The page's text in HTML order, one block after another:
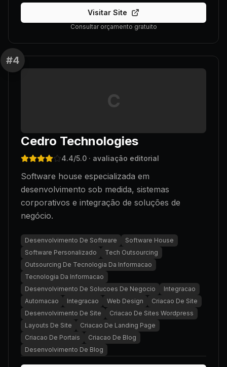
Visitar Site
Consultar orçamento gratuito
#4
C
Cedro Technologies
4.4/5.0 · avaliação editorial
Software house especializada em
desenvolvimento sob medida, sistemas
corporativos e integração de soluções de
negócio.
Desenvolvimento De Software
Software House
Software Personalizado
Tech Outsourcing
Outsourcing De Tecnologia Da Informacao
Tecnologia Da Informacao
Desenvolvimento De Solucoes De Negocio
Integracao
Automacao
Integracao Web Design
Criacao De Site
Desenvolvimento De Site
Criacao De Sites Wordpress
Layouts De Site
Criacao De Landing Page
Criacao De Portais
Criacao De Blog
Desenvolvimento De Blog